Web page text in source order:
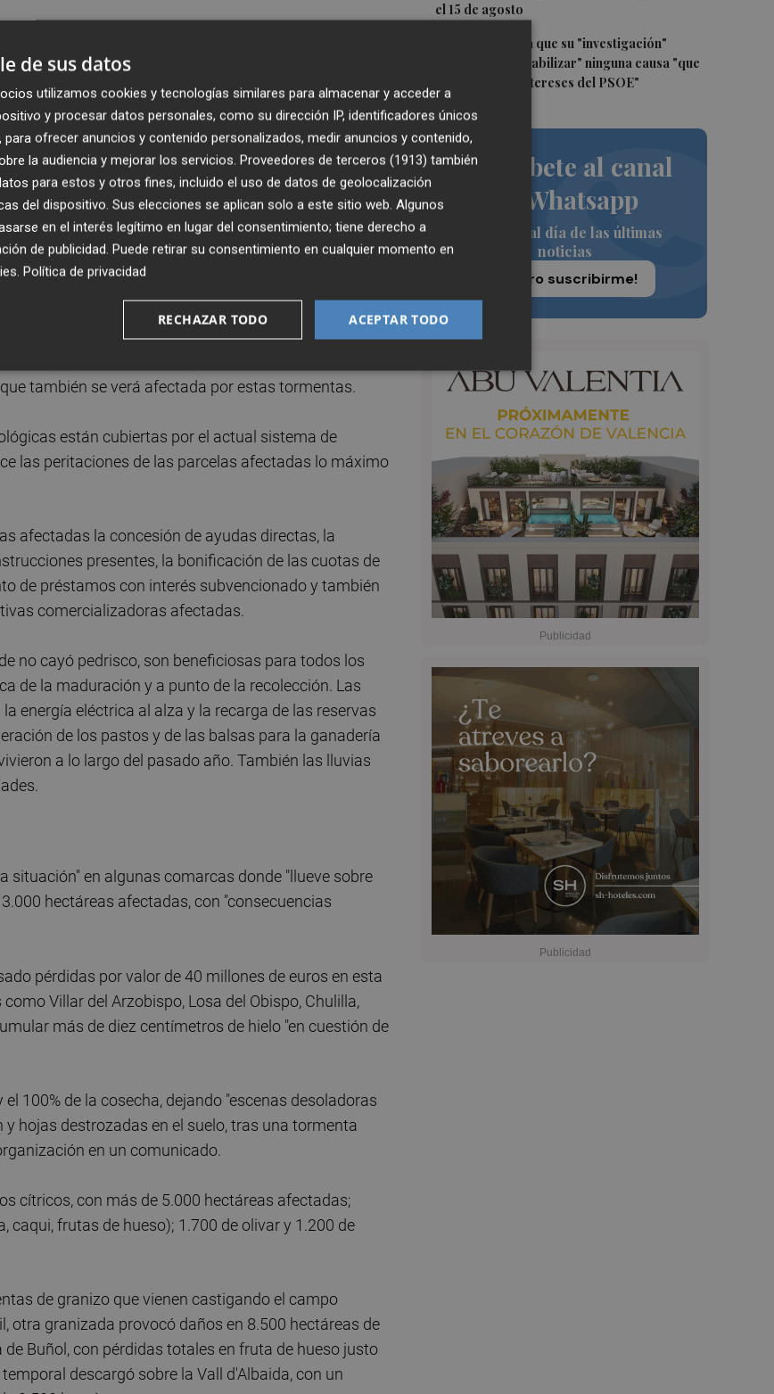
el 15 de agosto
Leire Díez niega que su "investigación"
buscara "desestabilizar" ninguna causa "que
afectara a los intereses del PSOE"
Suscríbete al canal
de Whatsapp
Siempre al día de las últimas
noticias
¡Quiero suscribirme!
ha impactado de forma "muy negativa" ya que,
marcas que, en estos momentos, ya casi a punto de
ya con las lluvias causa el cracking o partidura de la
marcas muy pronunciadas en algunos casos
no caigan quedarán marcados y no serán ya
posiblemente se reduzca su calibre y calidad de los
suelo. En el cultivo del caqui, todavía es pronto para
el fruto como en los brotes que, en estos momentos,
árbol, además de a la producción".
han sufrido "bastante" puesto que es un producto
el crecimiento. En cuanto al olivar, este año se
también se verá afectada por estas tormentas.
están cubiertas por el actual sistema de
las peritaciones de las parcelas afectadas lo máximo
afectadas la concesión de ayudas directas, la
presentes, la bonificación de las cuotas de
de préstamos con interés subvencionado y también
comercializadoras afectadas.
no cayó pedrisco, son beneficiosas para todos los
de la maduración y a punto de la recolección. Las
energía eléctrica al alza y la recarga de las reservas
de los pastos y de las balsas para la ganadería
a lo largo del pasado año. También las lluvias
situación" en algunas comarcas donde "llueve sobre
hectáreas afectadas, con "consecuencias
pérdidas por valor de 40 millones de euros en esta
Villar del Arzobispo, Losa del Obispo, Chulilla,
más de diez centímetros de hielo "en cuestión de
100% de la cosecha, dejando "escenas desoladoras
hojas destrozadas en el suelo, tras una tormenta
en un comunicado.
cítricos, con más de 5.000 hectáreas afectadas;
caqui, frutas de hueso); 1.700 de olivar y 1.200 de
de granizo que vienen castigando el campo
otra granizada provocó daños en 8.500 hectáreas de
Buñol, con pérdidas totales en fruta de hueso justo
descargó sobre la Vall d'Albaida, con un
de sus datos
utilizamos cookies y tecnologías similares para almacenar y acceder a
y procesar datos personales, como su dirección IP, identificadores únicos
para ofrecer anuncios y contenido personalizados, medir anuncios y contenido,
la audiencia y mejorar los servicios. Proveedores de terceros (1913) también
para estos y otros fines, incluido el uso de datos de geolocalización
del dispositivo. Sus elecciones se aplican solo a este sitio web. Algunos
en el interés legítimo en lugar del consentimiento; tiene derecho a
de publicidad. Puede retirar su consentimiento en cualquier momento en
. Política de privacidad
ACEPTAR TODO
RECHAZAR TODO